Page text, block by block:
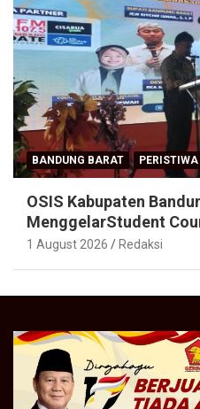
BANDUNG BARAT PERISTIWA
OSIS Kabupaten
MenggelarStudent
1 August 2026 Redaksi